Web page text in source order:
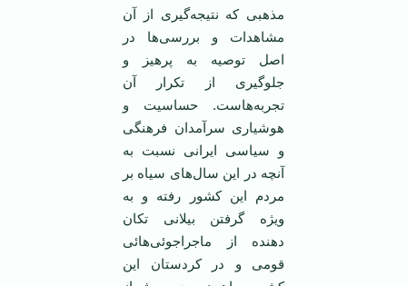
مذهبی که نتيجه‌گيری از آن
مشاهدات و بررسی‌ها در
اصل توصيه به پرهيز و
جلو‌گيری از تکرار آن
تجربه‌هاست. حساسيت و
هوشياری سرآمدان فرهنگی
و سياسی ايرانی نسبت به
آنچه در اين سال‌های سياه بر
مردم اين کشور رفته و به
ويژه گرفتن بيلانی تکان
دهنده از ماجراجوئی‌هائی
قومی و در کردستان اين